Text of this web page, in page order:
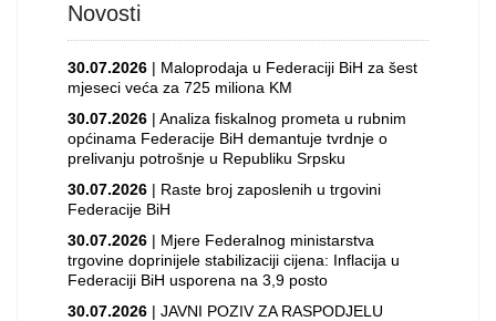
Novosti
30.07.2026 | Maloprodaja u Federaciji BiH za šest
mjeseci veća za 725 miliona KM
30.07.2026 | Analiza fiskalnog prometa u rubnim
općinama Federacije BiH demantuje tvrdnje o
prelivanju potrošnje u Republiku Srpsku
30.07.2026 | Raste broj zaposlenih u trgovini
Federacije BiH
30.07.2026 | Mjere Federalnog ministarstva
trgovine doprinijele stabilizaciji cijena: Inflacija u
Federaciji BiH usporena na 3,9 posto
30.07.2026 | JAVNI POZIV ZA RASPODJELU